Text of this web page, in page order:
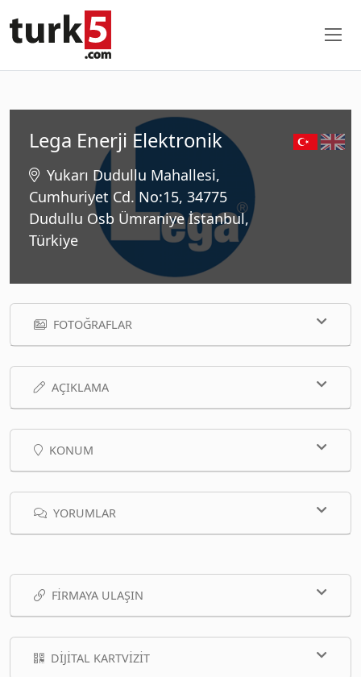
Lega Enerji Elektronik
Yukarı Dudullu Mahallesi,
Cumhuriyet Cd. No:15, 34775
Dudullu Osb Ümraniye İstanbul,
Türkiye
FOTOĞRAFLAR
AÇIKLAMA
KONUM
YORUMLAR
FIRMAYA ULAŞIN
DIJITAL KARTVIZIT